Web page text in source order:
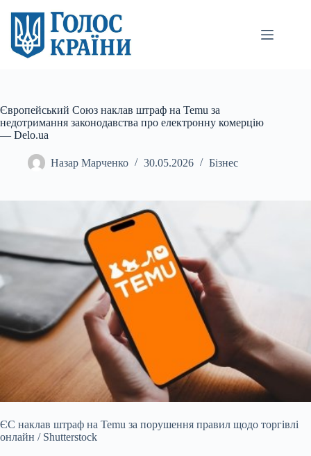
вмісту
Європейський Союз наклав штраф на Temu за
недотримання законодавства про електронну комерцію
— Delo.ua
Назар Марченко 30.05.2026 Бізнес
ЄС наклав штраф на Temu за порушення правил щодо торгівлі
онлайн / Shutterstock